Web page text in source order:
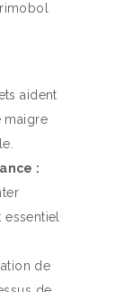
aident
maigre
:
essentiel
de